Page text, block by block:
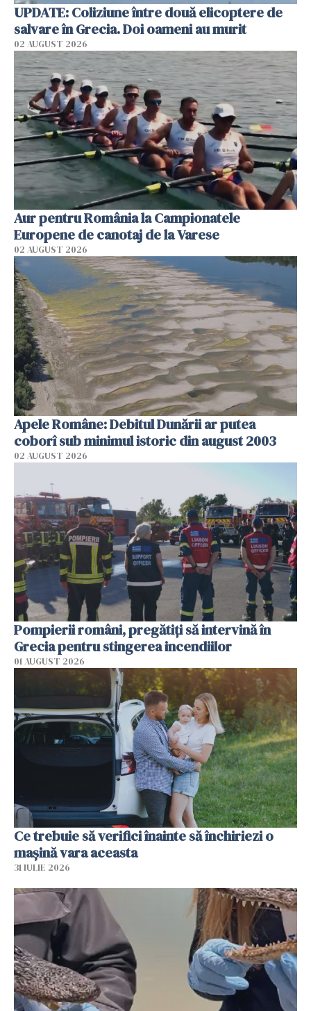
UPDATE: Coliziune între două elicoptere de
salvare în Grecia. Doi oameni au murit
02 AUGUST 2026
Aur pentru România la Campionatele
Europene de canotaj de la Varese
02 AUGUST 2026
Apele Române: Debitul Dunării ar putea
coborî sub minimul istoric din august 2003
02 AUGUST 2026
Pompierii români, pregătiţi să intervină în
Grecia pentru stingerea incendiilor
01 AUGUST 2026
Ce trebuie să verifici înainte să închiriezi o
mașină vara aceasta
31 IULIE 2026